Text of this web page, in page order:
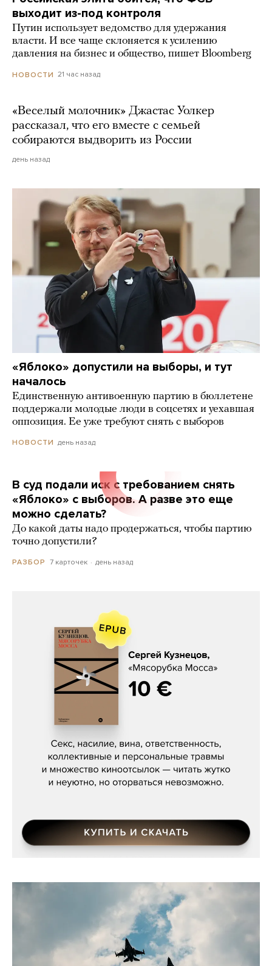
выходит из-под контроля
Путин использует ведомство для удержания
власти. И все чаще склоняется к усилению
давления на бизнес и общество, пишет Bloomberg
НОВОСТИ 21 час назад
«Веселый молочник» Джастас Уолкер
рассказал, что его вместе с семьей
собираются выдворить из России
день назад
«Яблоко» допустили на выборы, и тут
началось
Единственную антивоенную партию в бюллетене
поддержали молодые люди в соцсетях и уехавшая
оппозиция. Ее уже требуют снять с выборов
НОВОСТИ день назад
В суд подали иск с требованием снять
«Яблоко» с выборов. А разве это еще
можно сделать?
До какой даты надо продержаться, чтобы партию
точно допустили?
РАЗБОР 7 карточек день назад
Сергей Кузнецов, «Мясорубка